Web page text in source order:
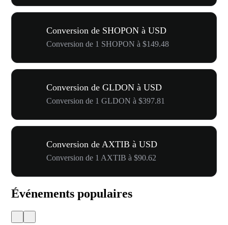
Conversion de SHOPON à USD
Conversion de 1 SHOPON à $149.48
Conversion de GLDON à USD
Conversion de 1 GLDON à $397.81
Conversion de AXTIB à USD
Conversion de 1 AXTIB à $90.62
Événements populaires